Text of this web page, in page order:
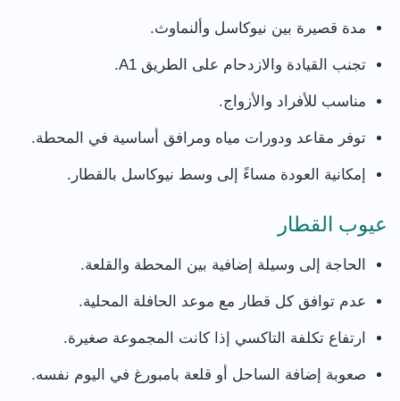
مدة قصيرة بين نيوكاسل وألنماوث.
تجنب القيادة والازدحام على الطريق A1.
مناسب للأفراد والأزواج.
توفر مقاعد ودورات مياه ومرافق أساسية في المحطة.
إمكانية العودة مساءً إلى وسط نيوكاسل بالقطار.
عيوب القطار
الحاجة إلى وسيلة إضافية بين المحطة والقلعة.
عدم توافق كل قطار مع موعد الحافلة المحلية.
ارتفاع تكلفة التاكسي إذا كانت المجموعة صغيرة.
صعوبة إضافة الساحل أو قلعة بامبورغ في اليوم نفسه.